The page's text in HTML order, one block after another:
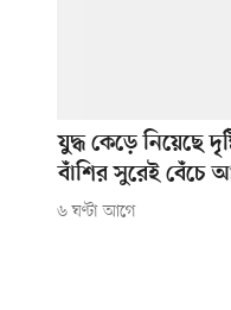
যুদ্ধ কেড়ে নিয়েছে
বাঁশির সুরেই বেঁচে
৬ ঘণ্টা আগে